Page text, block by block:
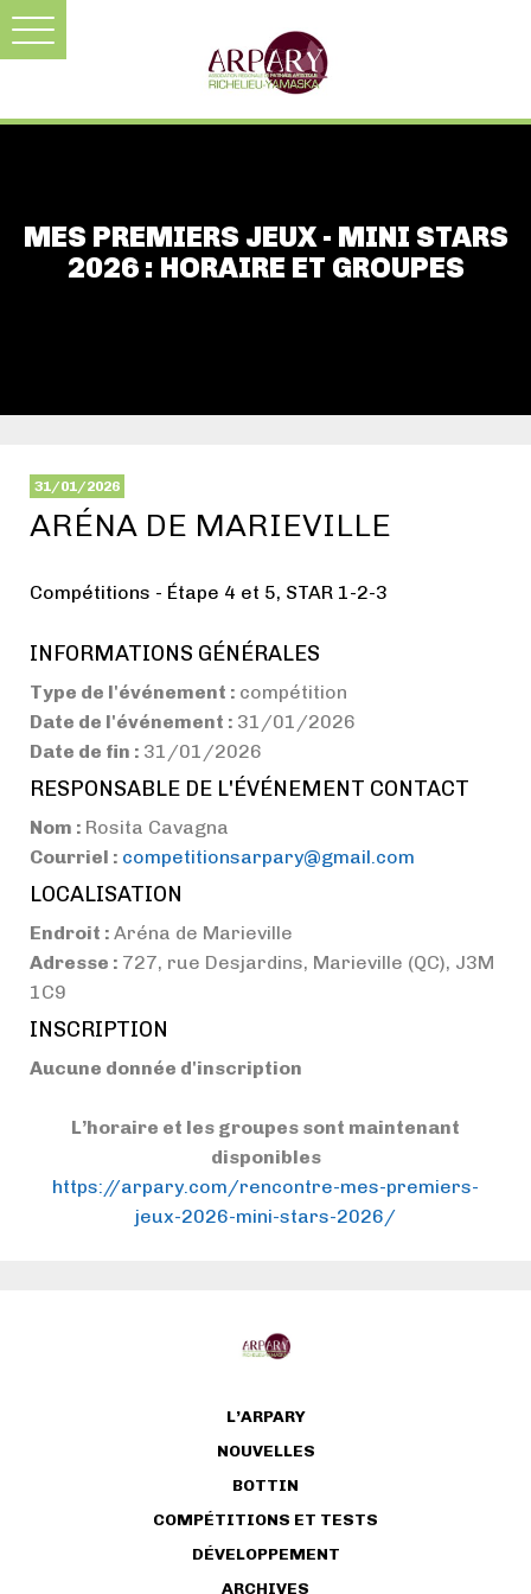
MES PREMIERS JEUX - MINI STARS
2026 : HORAIRE ET GROUPES
31/01/2026
ARÉNA DE MARIEVILLE
Compétitions - Étape 4 et 5, STAR 1-2-3
INFORMATIONS GÉNÉRALES
Type de l'événement : compétition
Date de l'événement : 31/01/2026
Date de fin : 31/01/2026
RESPONSABLE DE L'ÉVÉNEMENT CONTACT
Nom : Rosita Cavagna
Courriel : competitionsarpary@gmail.com
LOCALISATION
Endroit : Aréna de Marieville
Adresse : 727, rue Desjardins, Marieville (QC), J3M
1C9
INSCRIPTION
Aucune donnée d'inscription
L’horaire et les groupes sont maintenant
disponibles
https://arpary.com/rencontre-mes-premiers-
jeux-2026-mini-stars-2026/
L’ARPARY
NOUVELLES
BOTTIN
COMPÉTITIONS ET TESTS
DÉVELOPPEMENT
ARCHIVES